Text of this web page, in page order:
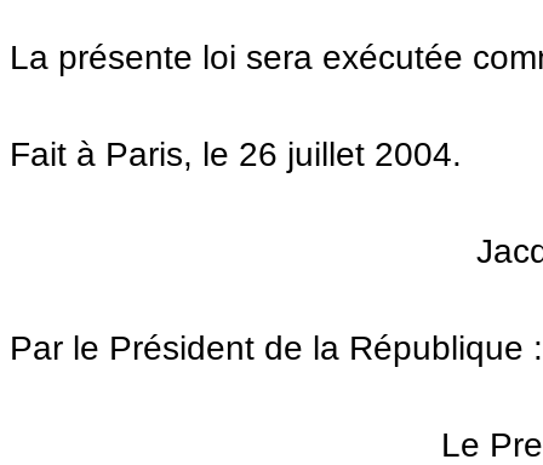
La présente loi sera exécutée
Fait à Paris, le 26 juillet 2004.
Par le Président de la République :
Le